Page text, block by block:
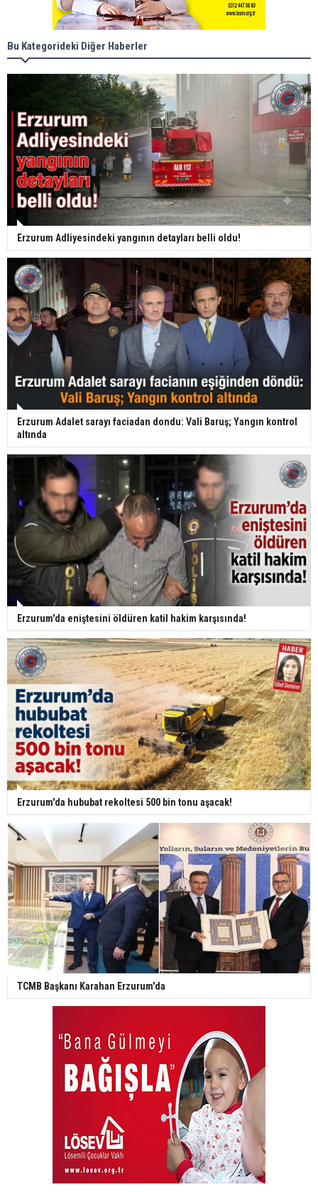
Bu Kategorideki Diğer Haberler
Erzurum Adliyesindeki yangının detayları belli oldu!
Erzurum Adalet sarayı faciadan dondu: Vali Baruş; Yangın kontrol
altında
Erzurum'da eniştesini öldüren katil hakim karşısında!
Erzurum'da hububat rekoltesi 500 bin tonu aşacak!
TCMB Başkanı Karahan Erzurum'da